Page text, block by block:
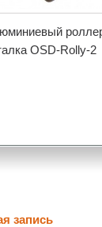
OSD-Rolly-2
запись